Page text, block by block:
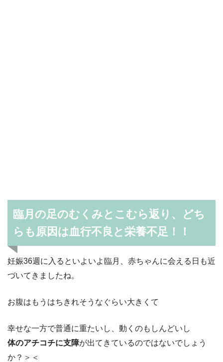
臨月の足のむくみとこむら返り、どち
らも原因は血行不良と栄養不足！！
妊娠36週に入るといよいよ臨月、赤ちゃんに会える日も近
づいてきましたね。
お腹はもうはちきれそうなぐらい大きくて
幸せな一方で普通に重たいし、動くのもしんどいし
体のアチコチに支障が出てきているのではないでしょう
か？＞＜